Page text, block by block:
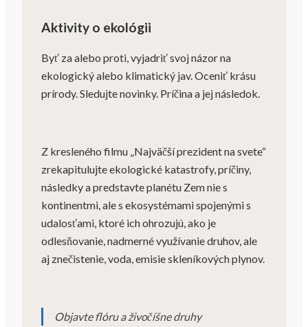
Aktivity o ekológii
Byť za alebo proti, vyjadriť svoj názor na
ekologický alebo klimatický jav. Oceniť krásu
prírody. Sledujte novinky. Príčina a jej následok.
Z kresleného filmu „Najväčší prezident na svete“
zrekapitulujte ekologické katastrofy, príčiny,
následky a predstavte planétu Zem nie s
kontinentmi, ale s ekosystémami spojenými s
udalosťami, ktoré ich ohrozujú, ako je
odlesňovanie, nadmerné využívanie druhov, ale
aj znečistenie, voda, emisie skleníkových plynov.
Objavte flóru a živočíšne druhy